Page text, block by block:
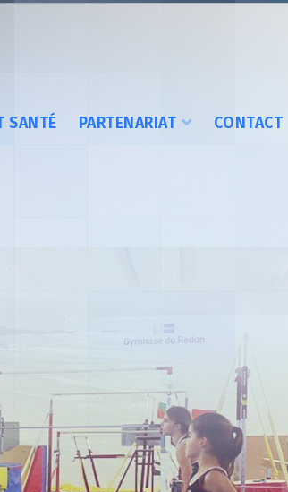
SANTÉ PARTENARIAT CONTACT